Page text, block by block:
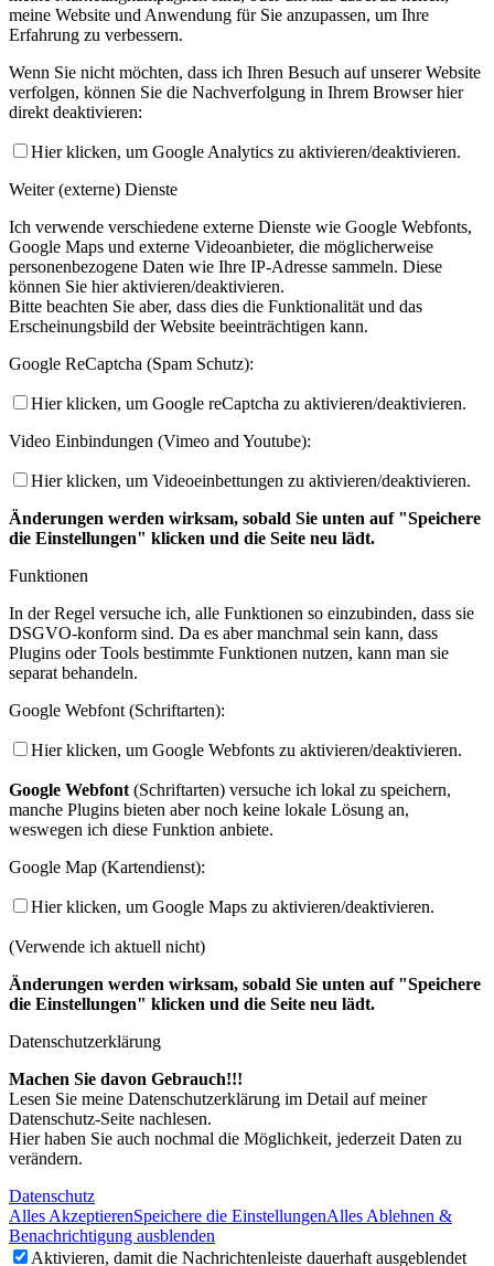
meine Website und Anwendung für Sie anzupassen, um Ihre
Erfahrung zu verbessern.
Wenn Sie nicht möchten, dass ich Ihren Besuch auf unserer Website
verfolgen, können Sie die Nachverfolgung in Ihrem Browser hier
direkt deaktivieren:
Hier klicken, um Google Analytics zu aktivieren/deaktivieren.
Weiter (externe) Dienste
Ich verwende verschiedene externe Dienste wie Google Webfonts,
Google Maps und externe Videoanbieter, die möglicherweise
personenbezogene Daten wie Ihre IP-Adresse sammeln. Diese
können Sie hier aktivieren/deaktivieren.
Bitte beachten Sie aber, dass dies die Funktionalität und das
Erscheinungsbild der Website beeinträchtigen kann.
Google ReCaptcha (Spam Schutz):
Hier klicken, um Google reCaptcha zu aktivieren/deaktivieren.
Video Einbindungen (Vimeo and Youtube):
Hier klicken, um Videoeinbettungen zu aktivieren/deaktivieren.
Änderungen werden wirksam, sobald Sie unten auf "Speichere
die Einstellungen" klicken und die Seite neu lädt.
Funktionen
In der Regel versuche ich, alle Funktionen so einzubinden, dass sie
DSGVO-konform sind. Da es aber manchmal sein kann, dass
Plugins oder Tools bestimmte Funktionen nutzen, kann man sie
separat behandeln.
Google Webfont (Schriftarten):
Hier klicken, um Google Webfonts zu aktivieren/deaktivieren.
Google Webfont (Schriftarten) versuche ich lokal zu speichern,
manche Plugins bieten aber noch keine lokale Lösung an,
weswegen ich diese Funktion anbiete.
Google Map (Kartendienst):
Hier klicken, um Google Maps zu aktivieren/deaktivieren.
(Verwende ich aktuell nicht)
Änderungen werden wirksam, sobald Sie unten auf "Speichere
die Einstellungen" klicken und die Seite neu lädt.
Datenschutzerklärung
Machen Sie davon Gebrauch!!!
Lesen Sie meine Datenschutzerklärung im Detail auf meiner
Datenschutz-Seite nachlesen.
Hier haben Sie auch nochmal die Möglichkeit, jederzeit Daten zu
verändern.
Datenschutz
Alles AkzeptierenSpeichere die EinstellungenAlles Ablehnen &
Benachrichtigung ausblenden
Aktivieren, damit die Nachrichtenleiste dauerhaft ausgeblendet